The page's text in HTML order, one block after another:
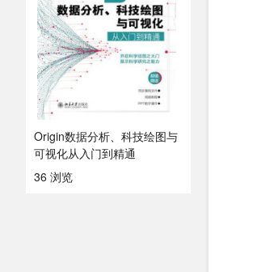
Origin数据分析、科技绘图与
可视化从入门到精通
36 浏览